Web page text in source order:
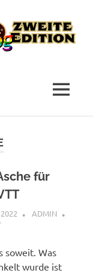
MENÜ
für
ADMIN
soweit. Was
wurde ist